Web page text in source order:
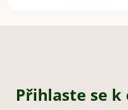
Přihlaste se